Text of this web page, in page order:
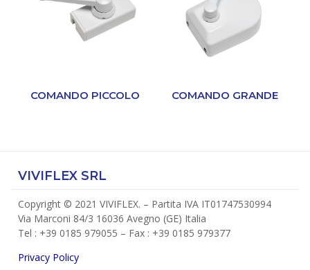
COMANDO PICCOLO COMANDO GRANDE
VIVIFLEX SRL
Copyright © 2021 VIVIFLEX. – Partita IVA IT01747530994
Via Marconi 84/3 16036 Avegno (GE) Italia
Tel : +39 0185 979055 – Fax : +39 0185 979377
Privacy Policy